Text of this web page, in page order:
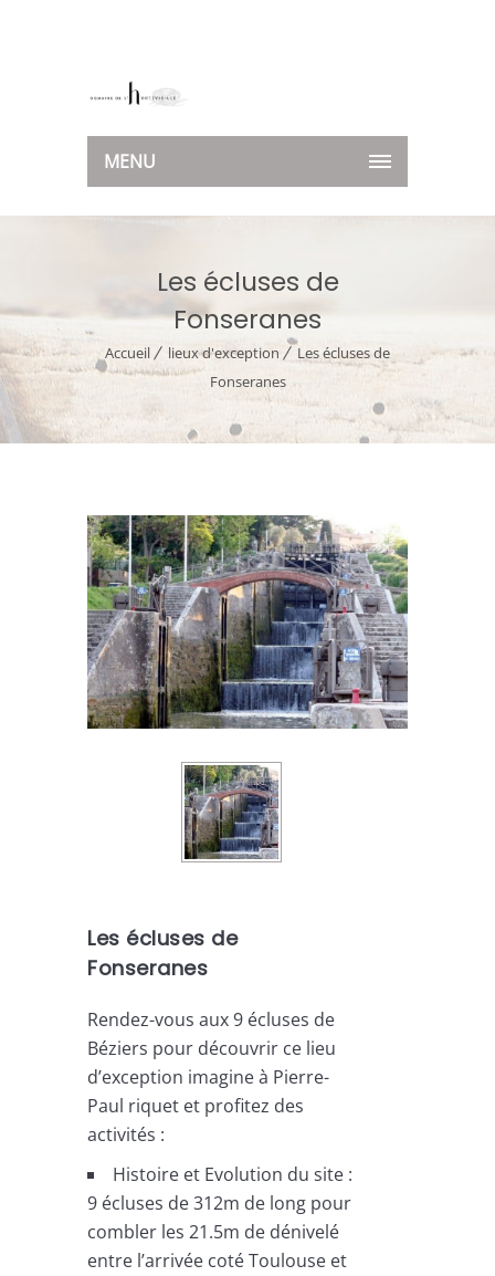
MENU
Les écluses de
Fonseranes
Accueil lieux d'exception
Les écluses de
Fonseranes
Les écluses de
Fonseranes
Rendez-vous aux 9 écluses de
Béziers pour découvrir ce lieu
d’exception imagine à Pierre-
Paul riquet et profitez des
activités :
Histoire et Evolution du site :
9 écluses de 312m de long pour
combler les 21.5m de dénivelé
entre l’arrivée coté Toulouse et